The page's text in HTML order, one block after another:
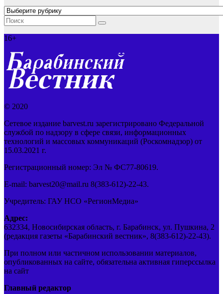
Рубрики
16+
© 2020
Сетевое издание barvest.ru зарегистрировано Федеральной
службой по надзору в сфере связи, информационных
технологий и массовых коммуникаций (Роскомнадзор) от
15.03.2021 г.
Регистрационный номер: Эл № ФС77-80619.
E-mail: barvest20@mail.ru 8(383-612)-22-43.
Учредитель: ГАУ НСО «РегионМедиа»
Адрес:
632334, Новосибирская область, г. Барабинск, ул. Пушкина, 2
(редакция газеты «Барабинский вестник», 8(383-612)-22-43).
При полном или частичном использовании материалов,
опубликованных на сайте, обязательна активная гиперссылка
на сайт
Главный редактор